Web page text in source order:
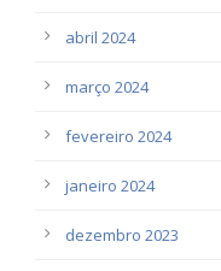
abril 2024
março 2024
fevereiro 2024
janeiro 2024
dezembro 2023